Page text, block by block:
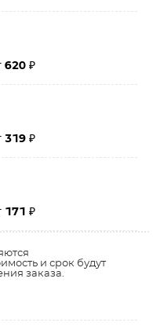
620 ₽
319 ₽
171 ₽
и срок будут
заказа.